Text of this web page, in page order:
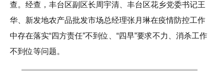
查。经查，丰台区副区长周宇清、丰台区花乡党委书记王
华、新发地农产品批发市场总经理张月琳在疫情防控工作
中存在落实“四方责任”不到位、“四早”要求不力、消杀工作
不到位等问题。